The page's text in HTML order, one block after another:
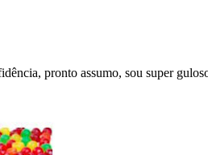
pronto assumo, sou super